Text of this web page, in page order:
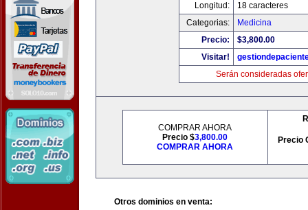
Longitud:
18 caracteres
Categorias:
Medicina
Precio:
$3,800.00
Visitar!
Serán consideradas
COMPRAR AHORA
Precio $3,800.00
COMPRAR AHORA
Precio
Otros dominios en venta: